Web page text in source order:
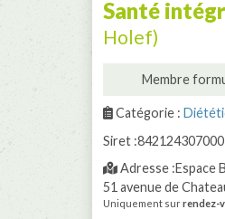
Santé
Holef)
Membre
Catégorie :
Siret
Adresse :Espace
51 avenue de
Uniquement surrendez-